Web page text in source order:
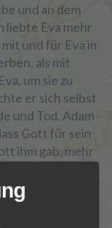
und an dem
liebte Eva mehr
und für Eva in
als mit
um sie zu
er sich selbst
und Tod. Adam
Gott für sein
ihm gab, mehr
nicht den